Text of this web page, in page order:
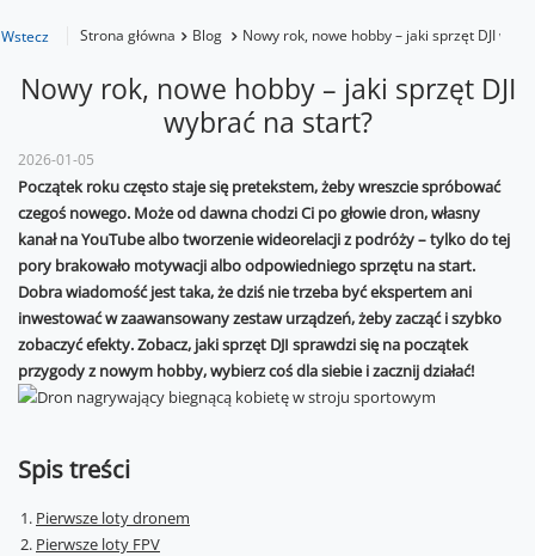
Wstecz Strona główna Blog Nowy rok, nowe hobby – jaki sprzęt DJI
Nowy rok, nowe hobby – jaki sprzęt DJI
wybrać na start?
2026-01-05
Początek roku często staje się pretekstem, żeby wreszcie spróbować
czegoś nowego. Może od dawna chodzi Ci po głowie dron, własny
kanał na YouTube albo tworzenie wideorelacji z podróży – tylko do tej
pory brakowało motywacji albo odpowiedniego sprzętu na start.
Dobra wiadomość jest taka, że dziś nie trzeba być ekspertem ani
inwestować w zaawansowany zestaw urządzeń, żeby zacząć i szybko
zobaczyć efekty. Zobacz, jaki sprzęt DJI sprawdzi się na początek
przygody z nowym hobby, wybierz coś dla siebie i zacznij działać!
Spis treści
Pierwsze loty dronem
Pierwsze loty FPV